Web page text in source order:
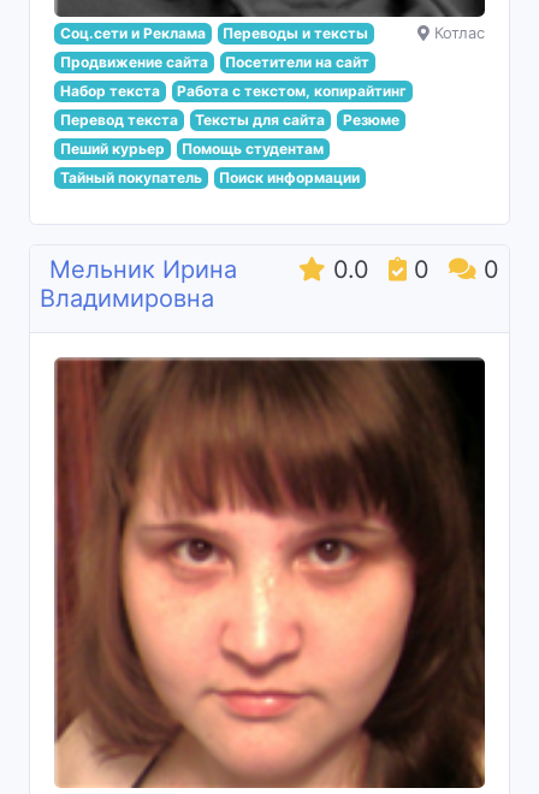
Котлас
Соц.сети и Реклама
Переводы и тексты
Продвижение сайта
Посетители на сайт
Набор текста
Работа с текстом, копирайтинг
Перевод текста
Тексты для сайта
Резюме
Пеший курьер
Помощь студентам
Тайный покупатель
Поиск информации
0.0 0 0
Мельник Ирина
Владимировна